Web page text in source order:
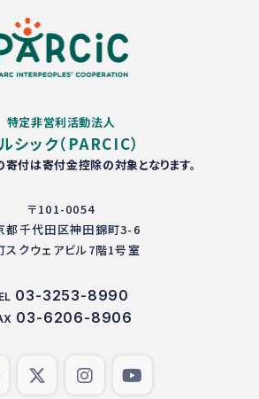
特定非営利活動法人
シック（PARCIC）
付は寄付金控除の対象となります。
〒101-0054
都千代田区神田錦町3-6
スクウェアビル7階1号室
03-3253-8990
03-6206-8906